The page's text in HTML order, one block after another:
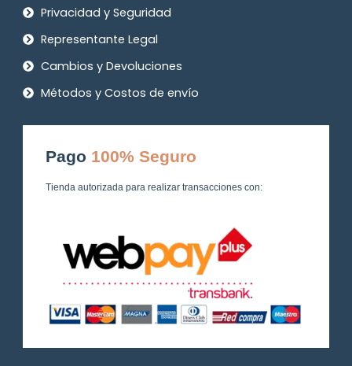
Privacidad y Seguridad
Representante Legal
Cambios y Devoluciones
Métodos y Costos de envío
Pago 100% Seguro
Tienda autorizada para realizar transacciones con: